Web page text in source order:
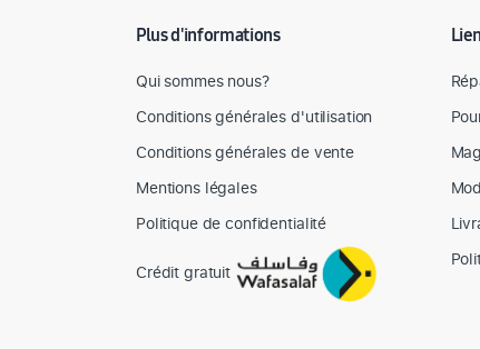
Plus d'informations
Qui sommes nous?
Conditions générales d'utilisation
Conditions générales de vente
Mentions légales
Politique de confidentialité
Crédit gratuit